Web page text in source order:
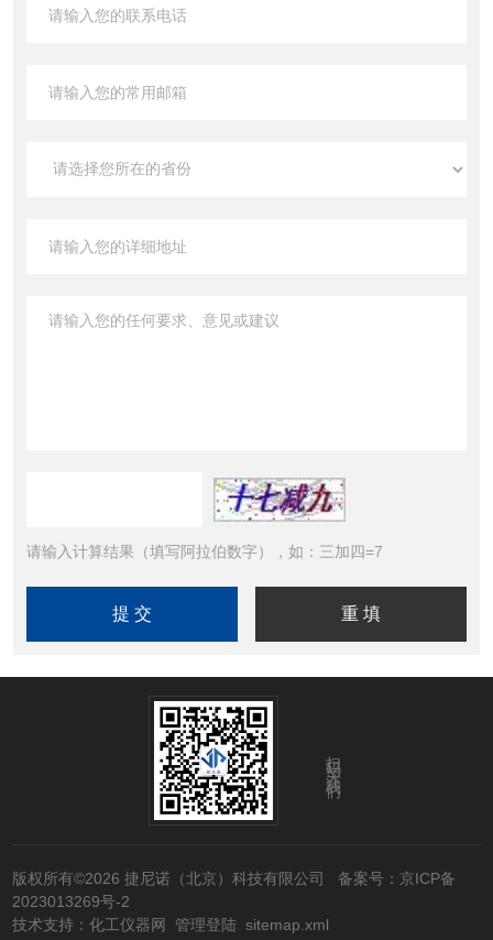
请输入计算结果（填写阿拉伯数字），如：三加四=7
扫码关注我们
版权所有©2026 捷尼诺（北京）科技有限公司 备案号：京ICP备
2023013269号-2
技术支持：化工仪器网 管理登陆 sitemap.xml